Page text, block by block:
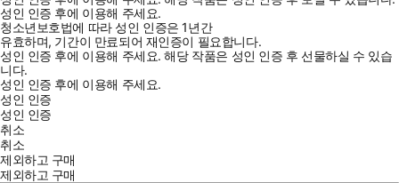
성인 인증 후에 이용해 주세요.
청소년보호법에 따라 성인 인증은 1년간
유효하며, 기간이 만료되어 재인증이 필요합니다.
성인 인증 후에 이용해 주세요.해당 작품은 성인 인증 후 선물하실 수 있습
니다.
성인 인증 후에 이용해 주세요.
성인 인증
성인 인증
취소
취소
제외하고 구매
제외하고 구매